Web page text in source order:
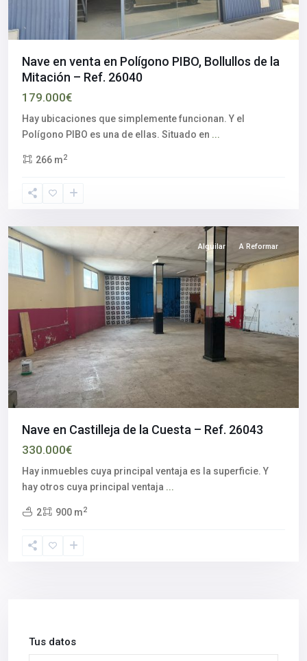
Nave en venta en Polígono PIBO, Bollullos de la
Mitación – Ref. 26040
179.000€
Hay ubicaciones que simplemente funcionan. Y el
Polígono PIBO es una de ellas. Situado en ...
266 m2
Aljarafe,
Castilleja
la
Sevilla
Alquilar A Reformar
Nave en Castilleja de la Cuesta – Ref. 26043
330.000€
Hay inmuebles cuya principal ventaja es la superficie. Y
hay otros cuya principal ventaja ...
2 900 m2
Tus datos